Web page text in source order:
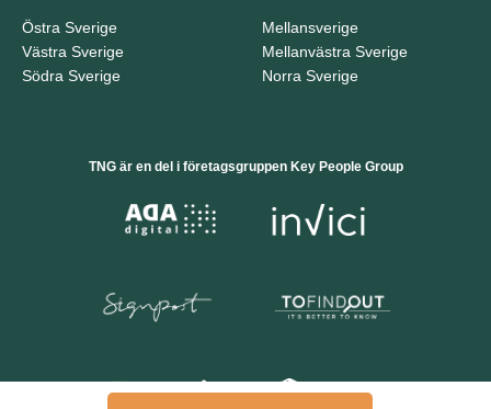
Östra Sverige
Västra Sverige
Södra Sverige
Mellansverige
Mellanvästra Sverige
Norra Sverige
TNG är en del i företagsgruppen Key People Group